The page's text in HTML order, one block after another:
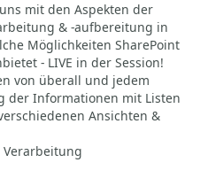
mit den Aspekten der
& -aufbereitung in
Möglichkeiten SharePoint
- LIVE in der Session!
von überall und jedem
der Informationen mit Listen
Ansichten &